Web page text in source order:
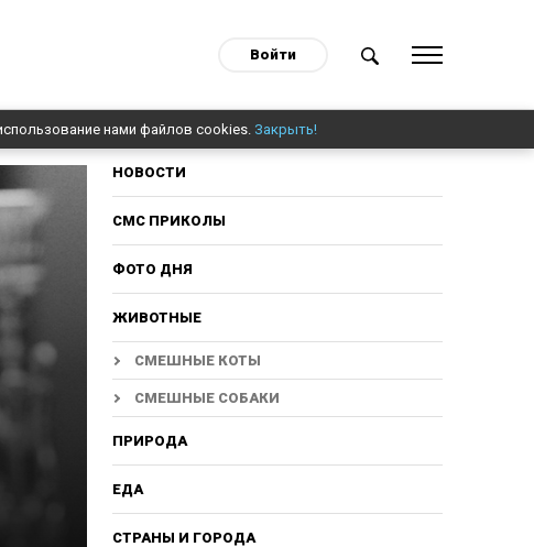
Войти
нами файлов cookies. Закрыть!
НОВОСТИ
СМС ПРИКОЛЫ
ФОТО ДНЯ
ЖИВОТНЫЕ
СМЕШНЫЕ КОТЫ
СМЕШНЫЕ СОБАКИ
ПРИРОДА
ЕДА
СТРАНЫ И ГОРОДА